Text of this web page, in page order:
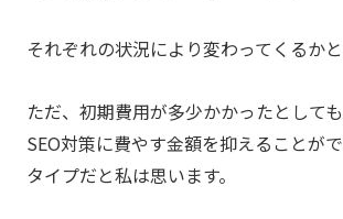
それぞれの状況により変わってくるかと
ただ、初期費用が多少かかったとしても
SEO対策に費やす金額を抑えることが
タイプだと私は思います。